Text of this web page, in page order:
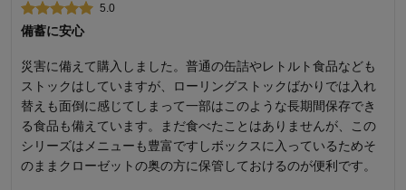
5.0
備蓄に安心
災害に備えて購入しました。普通の缶詰やレトルト食品なども
ストックはしていますが、ローリングストックばかりでは入れ
替えも面倒に感じてしまって一部はこのような長期間保存でき
る食品も備えています。まだ食べたことはありませんが、この
シリーズはメニューも豊富ですしボックスに入っているためそ
のままクローゼットの奥の方に保管しておけるのが便利です。
2.0
商品自体のパッキングに問題あり
コンセプトもデザインも素敵な商品だと思いますが、パッキン
グに問題があります。箱を開けたら、パンの缶の側面と、ペッ
トボトルの頭の部分が互いにへこんでいる状態でした。 緩衝材
はふわっとしか入っておらず、箱の中で商品が動く状態です。
パンの缶の横に、寝かせたペットボトルの頭が隣り合わせに入
っていますが、その間に緩衝材が入っていません。配送の際に